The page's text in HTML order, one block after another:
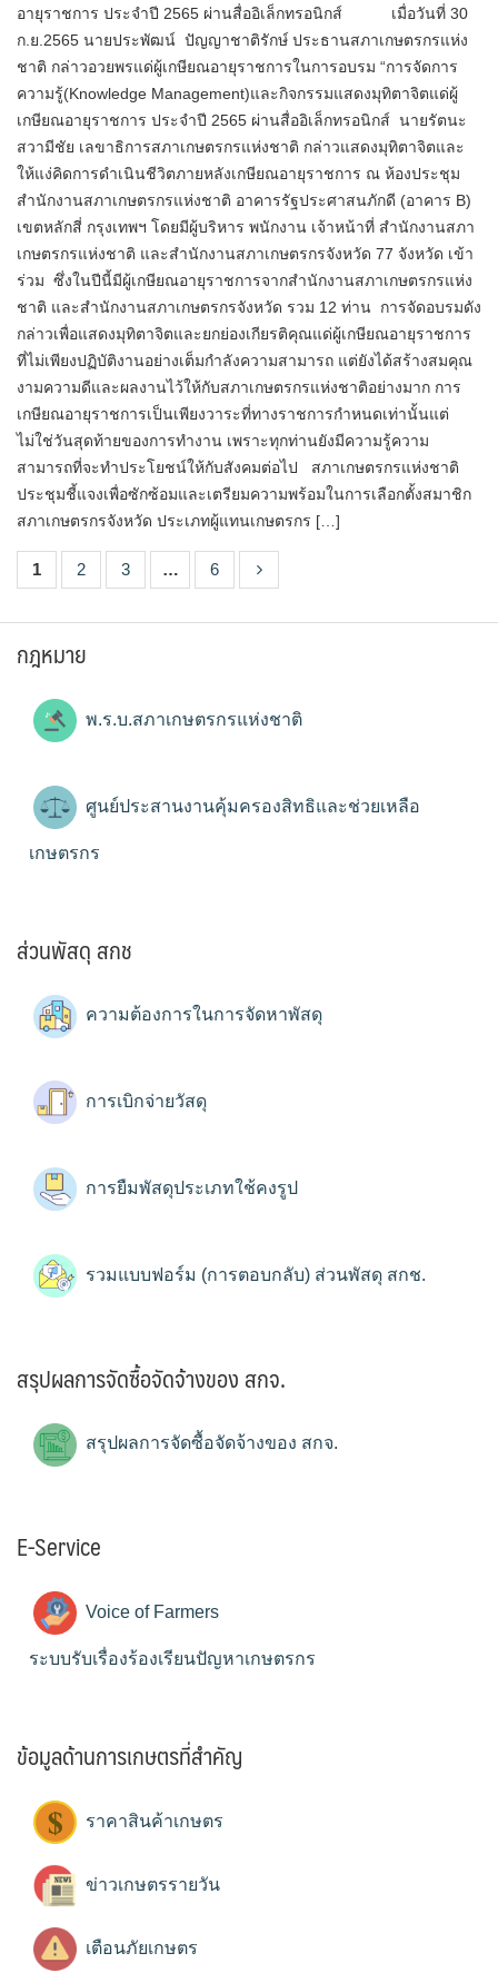
อายุราชการ ประจำปี 2565 ผ่านสื่ออิเล็กทรอนิกส์ เมื่อวันที่ 30
ก.ย.2565 นายประพัฒน์ ปัญญาชาติรักษ์ ประธานสภาเกษตรกรแห่ง
ชาติ กล่าวอวยพรแด่ผู้เกษียณอายุราชการในการอบรม “การจัดการ
ความรู้(Knowledge Management)และกิจกรรมแสดงมุทิตาจิตแด่ผู้
เกษียณอายุราชการ ประจำปี 2565 ผ่านสื่ออิเล็กทรอนิกส์ นายรัตนะ
สวามีชัย เลขาธิการสภาเกษตรกรแห่งชาติ กล่าวแสดงมุทิตาจิตและ
ให้แง่คิดการดำเนินชีวิตภายหลังเกษียณอายุราชการ ณ ห้องประชุม
สำนักงานสภาเกษตรกรแห่งชาติ อาคารรัฐประศาสนภักดี (อาคาร B)
เขตหลักสี่ กรุงเทพฯ โดยมีผู้บริหาร พนักงาน เจ้าหน้าที่ สำนักงานสภา
เกษตรกรแห่งชาติ และสำนักงานสภาเกษตรกรจังหวัด 77 จังหวัด เข้า
ร่วม ซึ่งในปีนี้มีผู้เกษียณอายุราชการจากสำนักงานสภาเกษตรกรแห่ง
ชาติ และสำนักงานสภาเกษตรกรจังหวัด รวม 12 ท่าน การจัดอบรมดัง
กล่าวเพื่อแสดงมุทิตาจิตและยกย่องเกียรติคุณแด่ผู้เกษียณอายุราชการ
ที่ไม่เพียงปฏิบัติงานอย่างเต็มกำลังความสามารถ แต่ยังได้สร้างสมคุณ
งามความดีและผลงานไว้ให้กับสภาเกษตรกรแห่งชาติอย่างมาก การ
เกษียณอายุราชการเป็นเพียงวาระที่ทางราชการกำหนดเท่านั้นแต่
ไม่ใช่วันสุดท้ายของการทำงาน เพราะทุกท่านยังมีความรู้ความ
สามารถที่จะทำประโยชน์ให้กับสังคมต่อไป สภาเกษตรกรแห่งชาติ
ประชุมชี้แจงเพื่อซักซ้อมและเตรียมความพร้อมในการเลือกตั้งสมาชิก
สภาเกษตรกรจังหวัด ประเภทผู้แทนเกษตรกร […]
1 2 3 … 6
กฎหมาย
พ.ร.บ.สภาเกษตรกรแห่งชาติ
ศูนย์ประสานงานคุ้มครองสิทธิและช่วยเหลือ
เกษตรกร
ส่วนพัสดุ สกช
ความต้องการในการจัดหาพัสดุ
การเบิกจ่ายวัสดุ
การยืมพัสดุประเภทใช้คงรูป
รวมแบบฟอร์ม (การตอบกลับ) ส่วนพัสดุ สกช.
สรุปผลการจัดซื้อจัดจ้างของ สกจ.
สรุปผลการจัดซื้อจัดจ้างของ สกจ.
E-Service
Voice of Farmers
ระบบรับเรื่องร้องเรียนปัญหาเกษตรกร
ข้อมูลด้านการเกษตรที่สำคัญ
ราคาสินค้าเกษตร
ข่าวเกษตรรายวัน
เตือนภัยเกษตร